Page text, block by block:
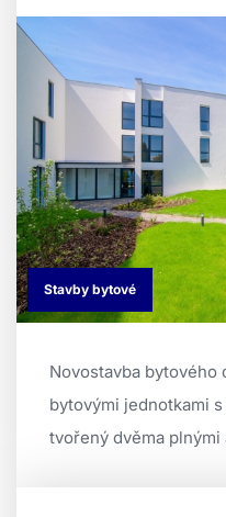
Stavby bytové
Novostavba bytového
bytovými jednotkami
tvořený dvěma